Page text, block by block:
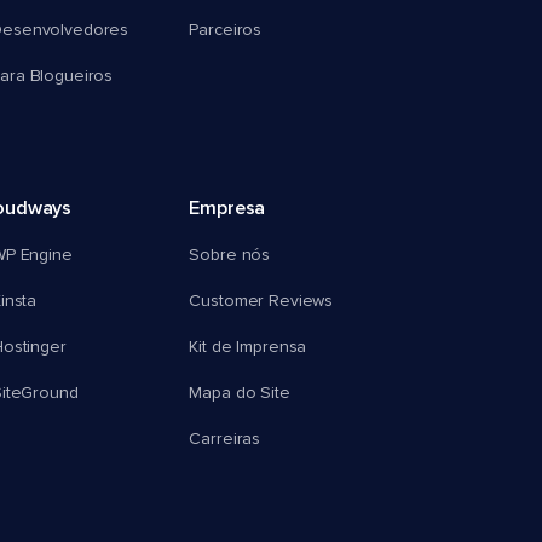
Blogueiros
Parceiros
Engine
Empresa
Sobre nós
Customer Reviews
Kit de Imprensa
Mapa do Site
Carreiras